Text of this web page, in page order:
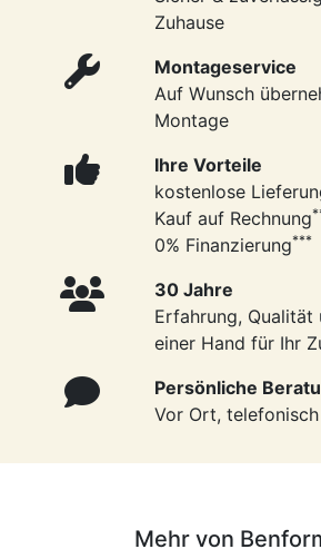
Zuhause
Montageservice
Auf Wunsch
Montage
Ihre Vorteile
kostenlose
Kauf auf Rechnung
0% Finanzierung***
30 Jahre
Erfahrung, Qualität
einer Hand für Ihr
Persönliche
Vor Ort,
Mehr von